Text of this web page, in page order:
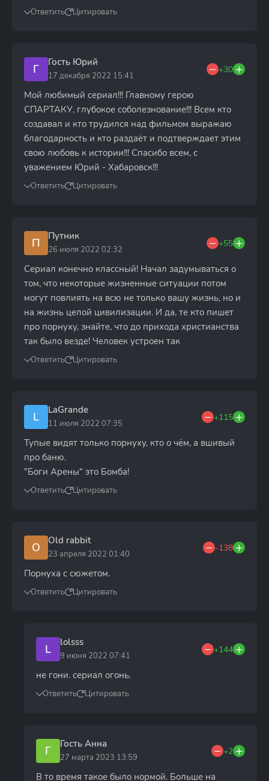
Ответить Цитировать
Г Гость Юрий
17 декабря 2022 15:41
+30
Мой любимый сериал!!! Главному герою
СПАРТАКУ, глубокое соболезнование!!! Всем кто
создавал и кто трудился над фильмом выражаю
благодарность и кто раздаёт и подтверждает этим
свою любовь к истории!!! Спасибо всем, с
уважением Юрий - Хабаровск!!!
Ответить Цитировать
П Путник
26 июля 2022 02:32
+55
Сериал конечно классный! Начал задумываться о
том, что некоторые жизненные ситуации потом
могут повлиять на всю не только вашу жизнь, но и
на жизнь целой цивилизации. И да, те кто пишет
про порнуху, знайте, что до прихода христианства
так было везде! Человек устроен так
Ответить Цитировать
L LaGrande
11 июля 2022 07:35
+115
Тупые видят только порнуху, кто о чём, а вшивый
про баню.
"Боги Арены" это Бомба!
Ответить Цитировать
O Old rabbit
23 апреля 2022 01:40
-138
Порнуха с сюжетом.
Ответить Цитировать
L lolsss
9 июня 2022 07:41
+144
не гони. сериал огонь.
Ответить Цитировать
Г Гость Анна
27 марта 2023 13:59
+2
В то время такое было нормой. Больше на